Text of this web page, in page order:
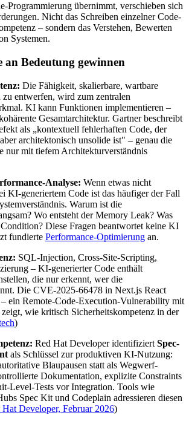
Programmierung übernimmt, verschieben sich
Nicht das Schreiben einzelner Code-
– sondern das Verstehen, Bewerten
Systemen.
an Bedeutung gewinnen
Die Fähigkeit, skalierbare, wartbare
zu entwerfen, wird zum zentralen
KI kann Funktionen implementieren –
Gesamtarchitektur. Gartner beschreibt
als „kontextuell fehlerhaften Code, der
architektonisch unsolide ist" – genau die
nur mit tiefem Architekturverständnis
Analyse: Wenn etwas nicht
KI-generiertem Code ist das häufiger der Fall
Warum ist die
Wo entsteht der Memory Leak? Was
Diese Fragen beantwortet keine KI
fundierte Performance-Optimierung an.
SQL-Injection, Cross-Site-Scripting,
– KI-generierter Code enthält
die nur erkennt, wer die
Die CVE-2025-66478 in Next.js React
– ein Remote-Code-Execution-Vulnerability mit
wie kritisch Sicherheitskompetenz in der
)
Red Hat Developer identifiziert Spec-
als Schlüssel zur produktiven KI-Nutzung:
Blaupausen statt als Wegwerf-
Dokumentation, explizite Constraints
Level-Tests vor Integration. Tools wie
Spec Kit und Codeplain adressieren diesen
Hat Developer, Februar 2026)